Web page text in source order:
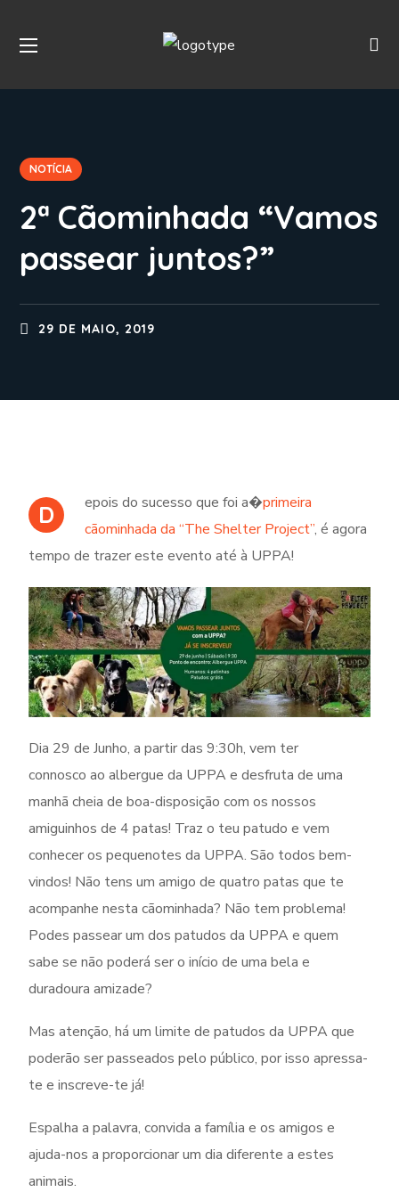
NOTÍCIA
2ª Cãominhada “Vamos
passear juntos?”
29 DE MAIO, 2019
D epois do sucesso que foi a�primeira
cãominhada da “The Shelter Project”, é agora
tempo de trazer este evento até à UPPA!
Dia 29 de Junho, a partir das 9:30h, vem ter
connosco ao albergue da UPPA e desfruta de uma
manhã cheia de boa-disposição com os nossos
amiguinhos de 4 patas! Traz o teu patudo e vem
conhecer os pequenotes da UPPA. São todos bem-
vindos! Não tens um amigo de quatro patas que te
acompanhe nesta cãominhada? Não tem problema!
Podes passear um dos patudos da UPPA e quem
sabe se não poderá ser o início de uma bela e
duradoura amizade?
Mas atenção, há um limite de patudos da UPPA que
poderão ser passeados pelo público, por isso apressa-
te e inscreve-te já!
Espalha a palavra, convida a família e os amigos e
ajuda-nos a proporcionar um dia diferente a estes
animais.